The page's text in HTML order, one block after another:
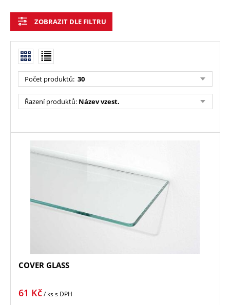
ZOBRAZIT DLE FILTRU
Počet produktů: 30
Řazení produktů: Název vzest.
COVER GLASS
61 Kč/ kss DPH